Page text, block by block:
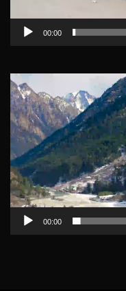
00:00
Video
Player
00:00